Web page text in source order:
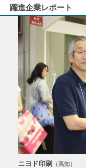
躍進企業レポート
ニヨド印刷 （高知）